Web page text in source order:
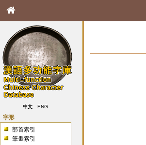
中文 ENG
字形
部首索引
筆畫索引